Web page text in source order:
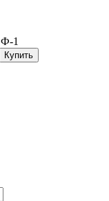
1
Купить